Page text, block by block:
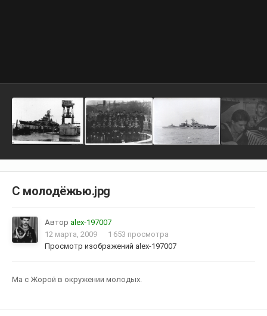
С молодёжью.jpg
Автор alex-197007
12 марта, 2009
1 653 просмотра
Просмотр изображений alex-197007
Ма с Жорой в окружении молодых.